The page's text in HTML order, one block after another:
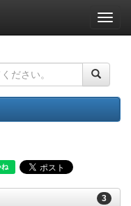
ナ
ビ
ー
ョ
ン
3